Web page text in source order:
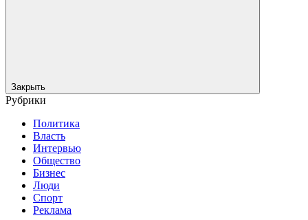
Закрыть
Рубрики
Политика
Власть
Интервью
Общество
Бизнес
Люди
Спорт
Реклама